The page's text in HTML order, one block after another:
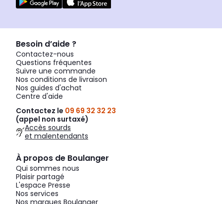
Besoin d’aide ?
Contactez-nous
Questions fréquentes
Suivre une commande
Nos conditions de livraison
Nos guides d'achat
Centre d'aide
Contactez le 09 69 32 32 23
(appel non surtaxé)
Accès sourds
et malentendants
À propos de Boulanger
Qui sommes nous
Plaisir partagé
L'espace Presse
Nos services
Nos marques Boulanger